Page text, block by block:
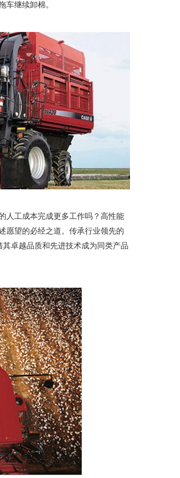
车继续卸棉。
人工成本完成更多工作吗？高性能
愿望的必经之道。传承行业领先的
其卓越品质和先进技术成为同类产品